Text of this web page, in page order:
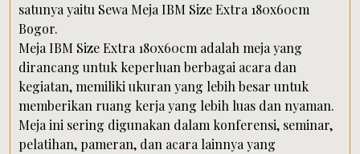
satunya yaitu Sewa Meja IBM Size Extra 180x60cm
Bogor.
Meja IBM Size Extra 180x60cm adalah meja yang
dirancang untuk keperluan berbagai acara dan
kegiatan, memiliki ukuran yang lebih besar untuk
memberikan ruang kerja yang lebih luas dan nyaman.
Meja ini sering digunakan dalam konferensi, seminar,
pelatihan, pameran, dan acara lainnya yang